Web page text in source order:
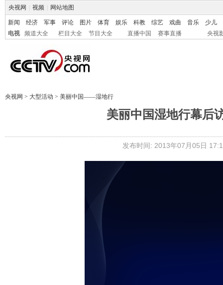
央视网 视频 网站地图
新闻 经济 军事 评论 图片 体育 娱乐 科教 综艺 戏曲 音乐
少儿
电视
频道大全 栏目大全 节目大全 直播中国 赛事直播 央视
央视网 > 大型活动 > 美丽中国——湿地行
美丽中国湿地行幕后
发布时间: 2013年07月05日